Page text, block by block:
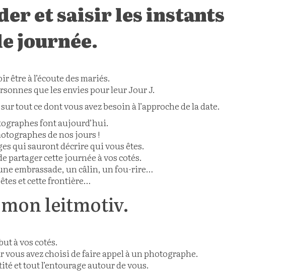
et saisir les instants
journée.
être à l’écoute des mariés.
que les envies pour leur Jour J.
tout ce dont vous avez besoin à l’approche de la date.
font aujourd’hui.
de nos jours !
qui sauront décrire qui vous êtes.
partager cette journée à vos cotés.
embrassade, un câlin, un fou-rire…
et cette frontière…
mon leitmotiv.
à vos cotés.
vous avez choisi de faire appel à un photographe.
et tout l’entourage autour de vous.